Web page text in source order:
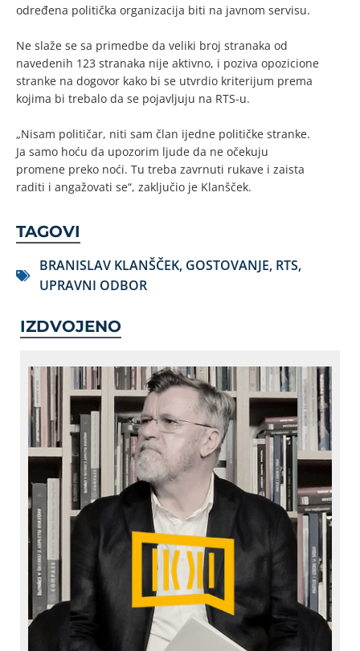
određena politička organizacija biti na javnom servisu.
Ne slaže se sa primedbe da veliki broj stranaka od
navedenih 123 stranaka nije aktivno, i poziva opozicione
stranke na dogovor kako bi se utvrdio kriterijum prema
kojima bi trebalo da se pojavljuju na RTS-u.
„Nisam političar, niti sam član ijedne političke stranke.
Ja samo hoću da upozorim ljude da ne očekuju
promene preko noći. Tu treba zavrnuti rukave i zaista
raditi i angažovati se“, zaključio je Klanšček.
TAGOVI
BRANISLAV KLANŠČEK, GOSTOVANJE, RTS,
UPRAVNI ODBOR
IZDVOJENO